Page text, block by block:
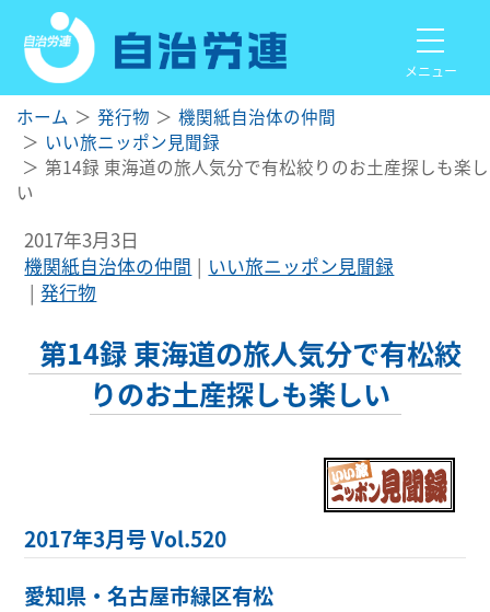
メニュー
ホーム 発行物
機関紙自治体の仲間
いい旅ニッポン見聞録
第14録 東海道の旅人気分で有松絞りのお土産探しも楽し
い
2017年3月3日
機関紙自治体の仲間
いい旅ニッポン見聞録
発行物
第14録 東海道の旅人気分で有松絞
りのお土産探しも楽しい
2017年3月号 Vol.520
愛知県・名古屋市緑区有松